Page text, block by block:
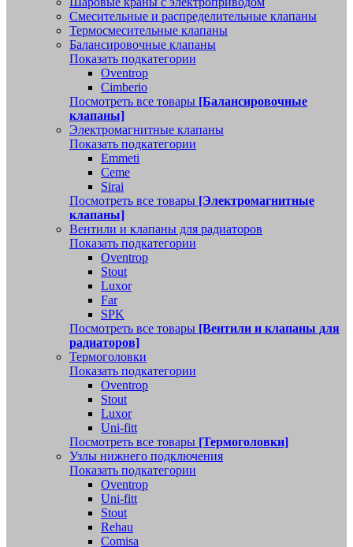
Смесительные и распределительные клапаны
Термосмесительные клапаны
Балансировочные клапаны
Показать подкатегории
Oventrop
Cimberio
Посмотреть все товары [Балансировочные
клапаны]
Электромагнитные клапаны
Показать подкатегории
Emmeti
Ceme
Sirai
Посмотреть все товары [Электромагнитные
клапаны]
Вентили и клапаны для радиаторов
Показать подкатегории
Oventrop
Stout
Luxor
Far
SPK
Посмотреть все товары [Вентили и клапаны для
радиаторов]
Термоголовки
Показать подкатегории
Oventrop
Stout
Luxor
Uni-fitt
Посмотреть все товары [Термоголовки]
Узлы нижнего подключения
Показать подкатегории
Oventrop
Uni-fitt
Stout
Rehau
Comisa